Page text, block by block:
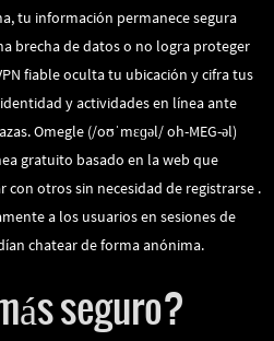
tu información permanece segura
brecha de datos o no logra proteger
fiable oculta tu ubicación y cifra tus
y actividades en línea ante
Omegle (/oʊˈmɛɡəl/ oh-MEG-əl)
gratuito basado en la web que
con otros sin necesidad de registrarse .
a los usuarios en sesiones de
chatear de forma anónima.
seguro?